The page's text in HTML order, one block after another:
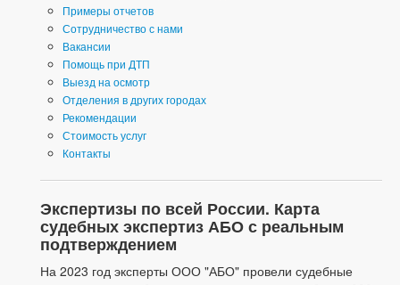
Примеры отчетов
Сотрудничество с нами
Вакансии
Помощь при ДТП
Выезд на осмотр
Отделения в других городах
Рекомендации
Стоимость услуг
Контакты
Экспертизы по всей России. Карта
судебных экспертиз АБО с реальным
подтверждением
На 2023 год эксперты ООО "АБО" провели судебные